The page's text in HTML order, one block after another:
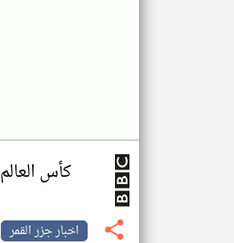
كأس العالم 2026
اخبار جزر القمر